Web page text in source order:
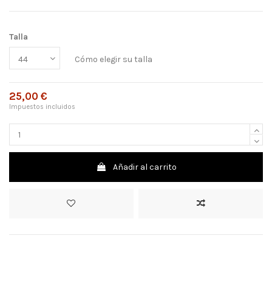
Talla
Cómo elegir su talla
25,00 €
Impuestos incluidos
Añadir al carrito